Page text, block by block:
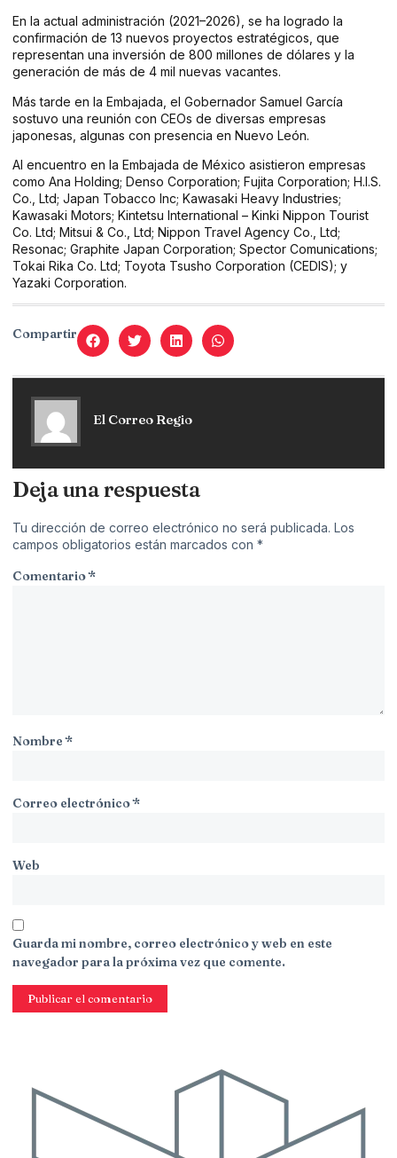
En la actual administración (2021–2026), se ha logrado la
confirmación de 13 nuevos proyectos estratégicos, que
representan una inversión de 800 millones de dólares y la
generación de más de 4 mil nuevas vacantes.
Más tarde en la Embajada, el Gobernador Samuel García
sostuvo una reunión con CEOs de diversas empresas
japonesas, algunas con presencia en Nuevo León.
Al encuentro en la Embajada de México asistieron empresas
como Ana Holding; Denso Corporation; Fujita Corporation; H.I.S.
Co., Ltd; Japan Tobacco Inc; Kawasaki Heavy Industries;
Kawasaki Motors; Kintetsu International – Kinki Nippon Tourist
Co. Ltd; Mitsui & Co., Ltd; Nippon Travel Agency Co., Ltd;
Resonac; Graphite Japan Corporation; Spector Comunications;
Tokai Rika Co. Ltd; Toyota Tsusho Corporation (CEDIS); y
Yazaki Corporation.
Compartir
El Correo Regio
Deja una respuesta
Tu dirección de correo electrónico no será publicada. Los
campos obligatorios están marcados con *
Comentario*
Nombre*
Correo electrónico*
Web
Guarda mi nombre, correo electrónico y web en este
navegador para la próxima vez que comente.